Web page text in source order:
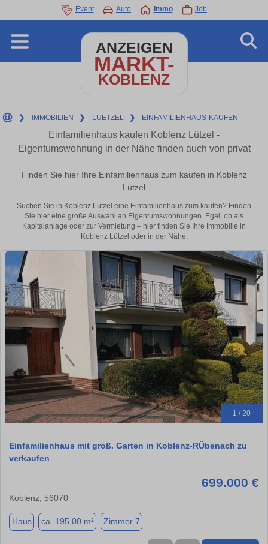
Event Auto Immo Job
ANZEIGEN
MARKT-
KOBLENZ
❯ IMMOBILIEN ❯ LUETZEL ❯ EINFAMILIENHAUS-KAUFEN
Einfamilienhaus kaufen Koblenz Lützel -
Eigentumswohnung in der Nähe finden auch von privat
Finden Sie hier Ihre Einfamilienhaus zum kaufen in Koblenz
Lützel
Suchen Sie in Koblenz Lützel eine Einfamilienhaus zum kaufen? Finden
Sie hier eine große Auswahl an Eigentumswohnungen. Egal, ob als
Kapitalanlage oder zur Vermietung – hier finden Sie Ihre Immobilie in
Koblenz Lützel oder in der Nähe.
1 / 20
Einfamilienhaus mit groß. Garten in Koblenz-RÜbenach zu
verkaufen
699.000 €
Koblenz, 56070
Haus ca. 195,00 m² Zimmer 7